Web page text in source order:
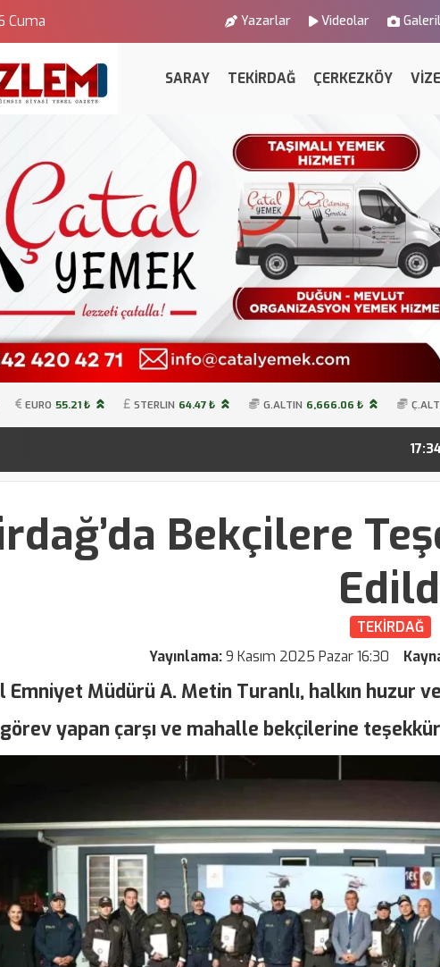
Cuma Yazarlar Videolar
SARAY TEKİRDAĞ ÇERKEZKÖY VİZE
EURO 55.21 ₺ STERLIN 64.47 ₺ G.ALTIN 6,666.06 ₺
CHP Saray İlçe
Bekçilere
TEKİRDAĞ
Yayınlama:9 Kasım 2025 Pazar 16:30
Emniyet Müdürü A. Metin Turanlı, halkın huzur
yapan çarşı ve mahalle bekçilerine